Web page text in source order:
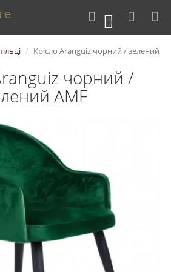
0
Крісло Aranguiz чорний / зелений
чорний /
AMF